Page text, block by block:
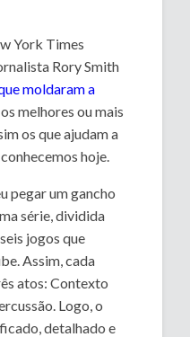
York Times
Rory Smith
moldaram a
melhores ou mais
os que ajudam a
hoje.
pegar um gancho
série, dividida
jogos que
Assim, cada
atos: Contexto
Logo, o
detalhado e